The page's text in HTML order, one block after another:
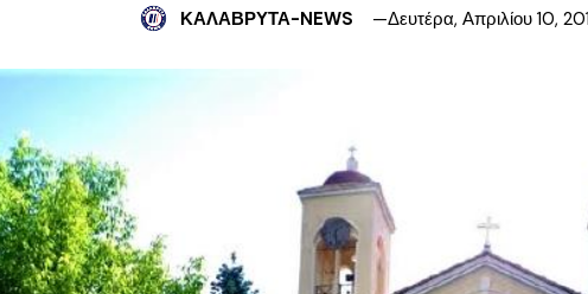
ΚΑΛΑΒΡΥΤΑ-NEWS Δευτέρα, Απριλίου 10,